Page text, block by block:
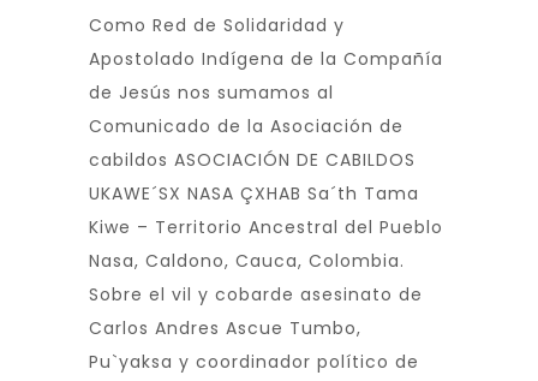
Como Red de Solidaridad y
Apostolado Indígena de la Compañía
de Jesús nos sumamos al
Comunicado de la Asociación de
cabildos ASOCIACIÓN DE CABILDOS
UKAWE´SX NASA ÇXHAB Sa´th Tama
Kiwe – Territorio Ancestral del Pueblo
Nasa, Caldono, Cauca, Colombia.
Sobre el vil y cobarde asesinato de
Carlos Andres Ascue Tumbo,
Pu`yaksa y coordinador político de